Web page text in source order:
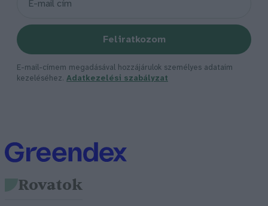
Feliratkozom
E-mail-címem megadásával hozzájárulok személyes adataim
kezeléséhez. Adatkezelési szabályzat
Rovatok